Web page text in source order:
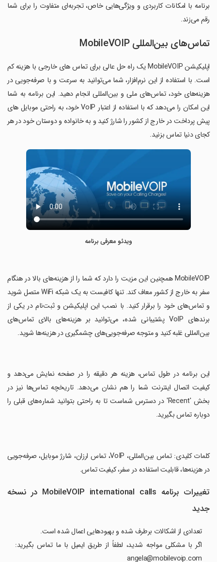
برنامه با امکانات کاربردی و ویژگی‌هایی خاص، تجربه‌ای متفاوت را برای شما
رقم می‌زند.
تماس‌های بین‌المللی MobileVOIP
اپلیکیشن MobileVOIP یک راه حل عالی برای تماس های خارجی با هزینه کم
است. با استفاده از این نرم‌افزار، شما می‌توانید به سرعت و با صرفه‌جویی در
هزینه‌های خود، تماس‌های ملی و بین‌المللی انجام دهید. این برنامه به شما
این امکان را می‌دهد که با استفاده از اعتبار VoIP خود، به راحتی موبایل های
پیش پرداخت در خارج از کشور را شارژ کنید و به خانواده و دوستان خود در هر
کجای دنیا تماس بزنید.
ویدئو معرفی برنامه
‏MobileVOIP همچنین این مزیت را دارد که شما را از هزینه‌های بالا در هنگام
سفر به خارج از کشور معاف کند. تنها کافیست به یک شبکه WiFi متصل شوید
و تماس‌های خود را برقرار کنید. با نصب این اپلیکیشن و ثبت‌نام در یکی از
برندهای VoIP پشتیبانی شده، می‌توانید بر هزینه‌های بالای تماس‌های
بین‌المللی غلبه کنید و متوجه صرفه‌جویی‌های چشمگیری در هزینه‌ها شوید.
‏این برنامه در طول تماس، هزینه هر دقیقه را در صفحه نمایش می‌دهد و
کیفیت اتصال اینترنت شما را هم نشان می‌دهد. تاریخچه تماس‌ها نیز در
بخش 'Recent' در دسترس شماست تا به راحتی بتوانید شماره‌های قبلی را
دوباره تماس بگیرید.
‏کلمات کلیدی: تماس بین‌المللی، VoIP، تماس ارزان، شارژ موبایل، صرفه‌جویی
در هزینه‌ها، قابلیت استفاده در سفر، کیفیت تماس.
تغییرات برنامه MobileVOIP international calls در نسخه
جدید
تعدادی از اشکالات برطرف شده و بهبودهایی اعمال شده است.
اگر با مشکلی مواجه شدید، لطفاً از طریق ایمیل با ما تماس بگیرید:
angela@mobilevoip.com